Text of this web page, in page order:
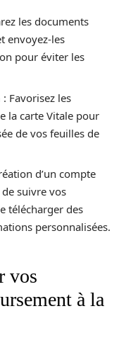
les documents
envoyez-les
pour éviter les
: Favorisez les
la carte Vitale pour
de vos feuilles de
d’un compte
suivre vos
télécharger des
personnalisées.
vos
à la